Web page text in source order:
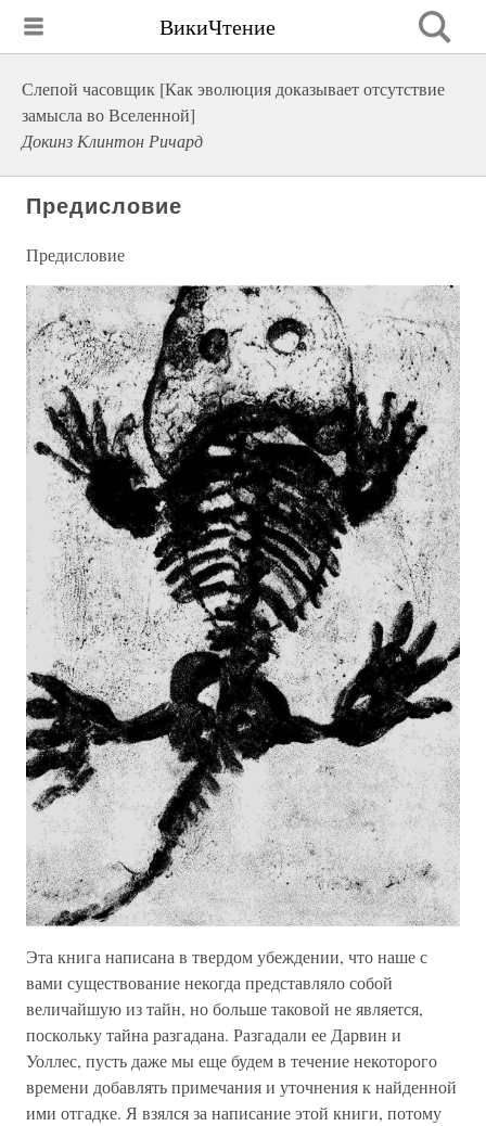
ВикиЧтение
Слепой часовщик [Как эволюция доказывает отсутствие
замысла во Вселенной]
Докинз Клинтон Ричард
Предисловие
Предисловие
Эта книга написана в твердом убеждении, что наше с
вами существование некогда представляло собой
величайшую из тайн, но больше таковой не является,
поскольку тайна разгадана. Разгадали ее Дарвин и
Уоллес, пусть даже мы еще будем в течение некоторого
времени добавлять примечания и уточнения к найденной
ими отгадке. Я взялся за написание этой книги, потому